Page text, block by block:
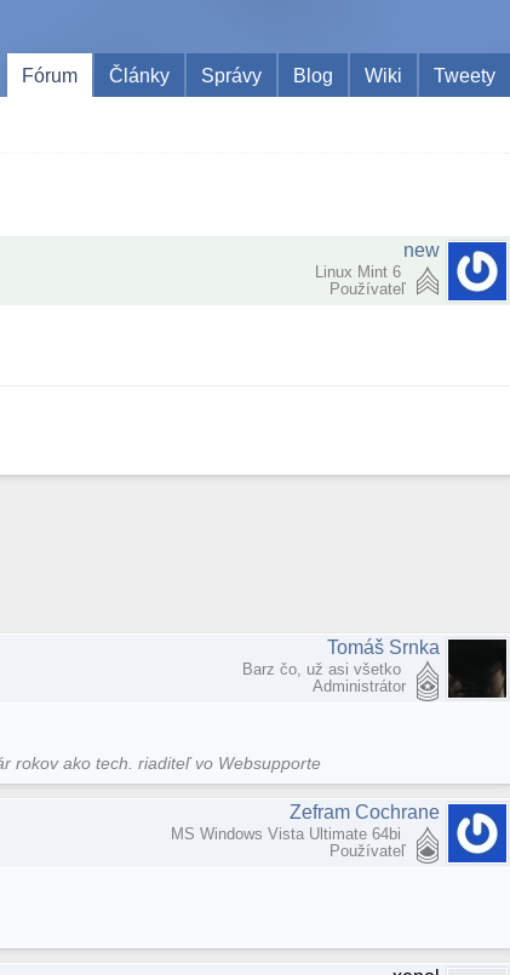
Fórum
Články Správy Blog Wiki Tweety
new
Linux Mint 6
Používateľ
Tomáš Srnka
Barz čo, už asi všetko
Administrátor
rokov ako tech. riaditeľ vo Websupporte
Zefram Cochrane
MS Windows Vista Ultimate 64bi
Používateľ